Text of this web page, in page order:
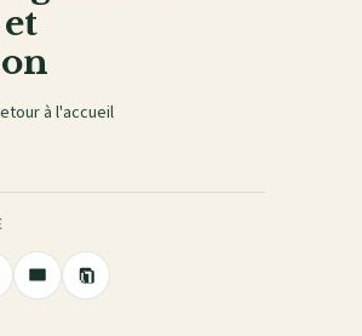
à l'accueil
Partager
Copier
le